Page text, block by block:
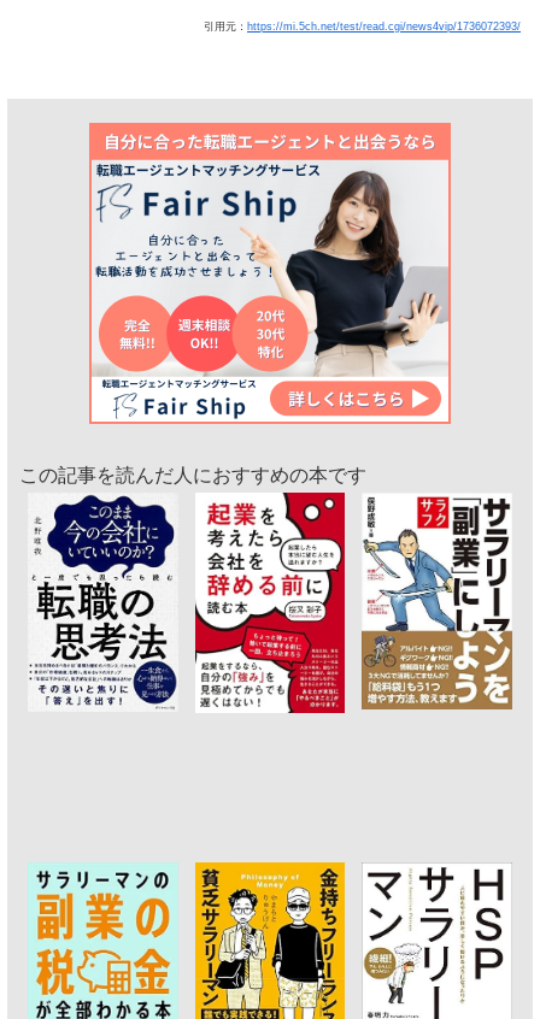
引用元： https://mi.5ch.net/test/read.cgi/news4vip/1736072393/
この記事を読んだ人におすすめの本です